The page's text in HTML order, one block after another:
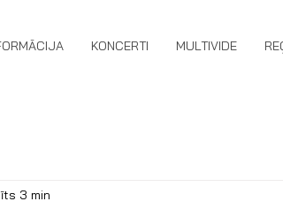
KONCERTI MULTIVIDE
3 min